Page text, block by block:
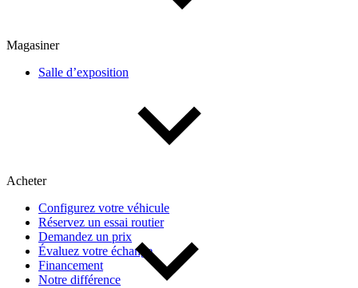
Magasiner
Salle d’exposition
Acheter
Configurez votre véhicule
Réservez un essai routier
Demandez un prix
Évaluez votre échange
Financement
Notre différence